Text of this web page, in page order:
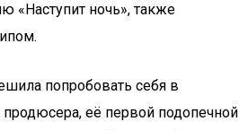
«Наступит ночь», также
попробовать себя в
её первой подопечной